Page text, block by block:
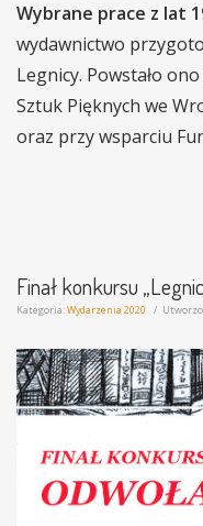
Wybrane prace z lat
wydawnictwo
Legnicy. Powstało
Sztuk Pięknych we
oraz przy wsparciu
Finał konkursu
Kategoria:Wydarzenia 2020